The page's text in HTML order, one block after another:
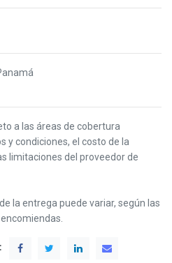
a las áreas de cobertura
y condiciones, el costo de la
limitaciones del proveedor de
la entrega puede variar, según las